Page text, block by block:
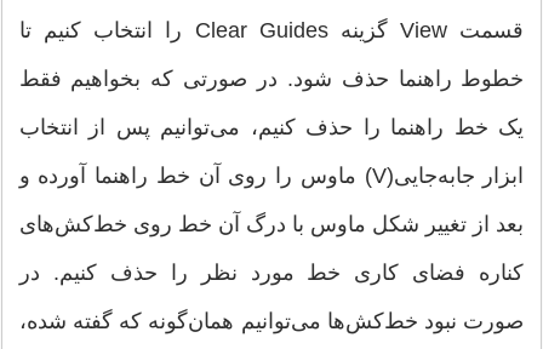
قسمت View گزینه Clear Guides را انتخاب کنیم تا
خطوط راهنما حذف شود. در صورتی که بخواهیم فقط
یک خط راهنما را حذف کنیم، می‌توانیم پس از انتخاب
ابزار جابه‌جایی(V) ماوس را روی آن خط راهنما آورده و
بعد از تغییر شکل ماوس با درگ آن خط روی خط‌کش‌های
کناره فضای کاری خط مورد نظر را حذف كنیم. در
صورت نبود خط‌کش‌ها می‌توانیم همان‌گونه که گفته شده،